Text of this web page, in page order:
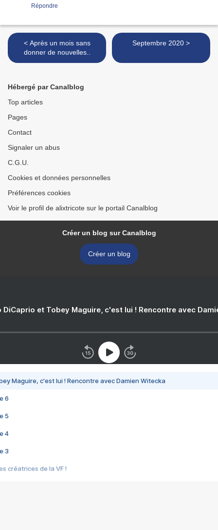
Répondre
< Après un mois sans
donner de nouvelles..
Septembre 2020 >
Hébergé par Canalblog
Top articles
Pages
Contact
Signaler un abus
C.G.U.
Cookies et données personnelles
Préférences cookies
Voir le profil de alixtricote sur le portail Canalblog
Créer un blog sur Canalblog
Créer un blog
DiCaprio et Tobey Maguire, c'est lui ! Rencontre avec
Maguire, c'est lui ! Rencontre avec Damien Witecka
6
5
4
3
créatrices de la VF !